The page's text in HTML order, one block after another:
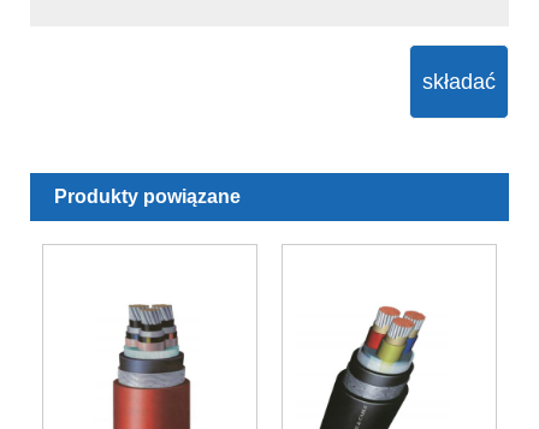
składać
Produkty powiązane